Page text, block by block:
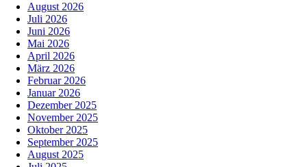
August 2026
Juli 2026
Juni 2026
Mai 2026
April 2026
März 2026
Februar 2026
Januar 2026
Dezember 2025
November 2025
Oktober 2025
September 2025
August 2025